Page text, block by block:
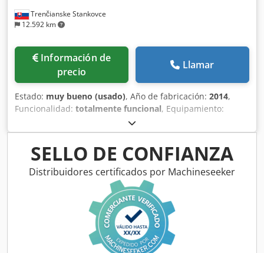
Trenčianske Stankovce
12.592 km
Información de
precio
Llamar
Estado: muy bueno (usado), Año de fabricación: 2014,
Funcionalidad: totalmente funcional, Equipamiento:
, Sepro SR SUCCESS 7 S3 Número
de ejes: 3 Dcedpfsx Eighox Apbek Alcance: 1000 mm Carga
útil: 3 kg
SELLO DE CONFIANZA
Distribuidores certificados por Machineseeker